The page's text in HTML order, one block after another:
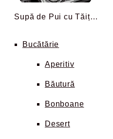
Supă de Pui cu Tăiței ...
Bucătărie
Aperitiv
Băutură
Bonboane
Desert